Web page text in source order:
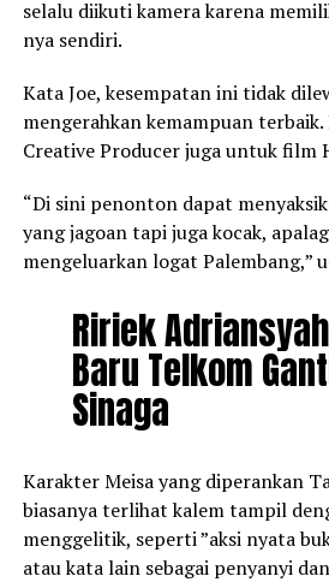
selalu diikuti kamera karena
nya sendiri.
Kata Joe, kesempatan ini tidak
mengerahkan kemampuan
Creative Producer juga untuk film
“Di sini penonton dapat
yang jagoan tapi juga kocak,
mengeluarkan logat Palembang,”
Ririek
Baru Telkom
Sinaga
Karakter Meisa yang diperankan
biasanya terlihat kalem tampil
menggelitik, seperti ”aksi nyata
atau kata lain sebagai penyanyi